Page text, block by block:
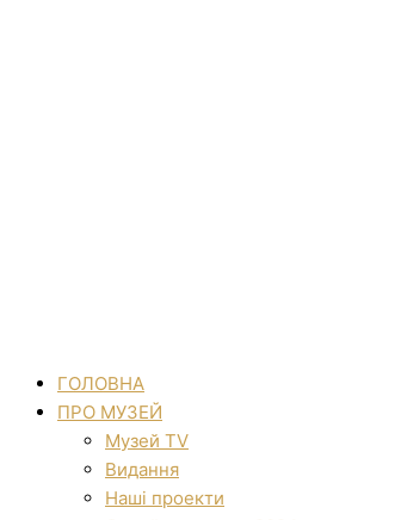
ГОЛОВНА
ПРО МУЗЕЙ
Музей TV
Видання
Наші проекти